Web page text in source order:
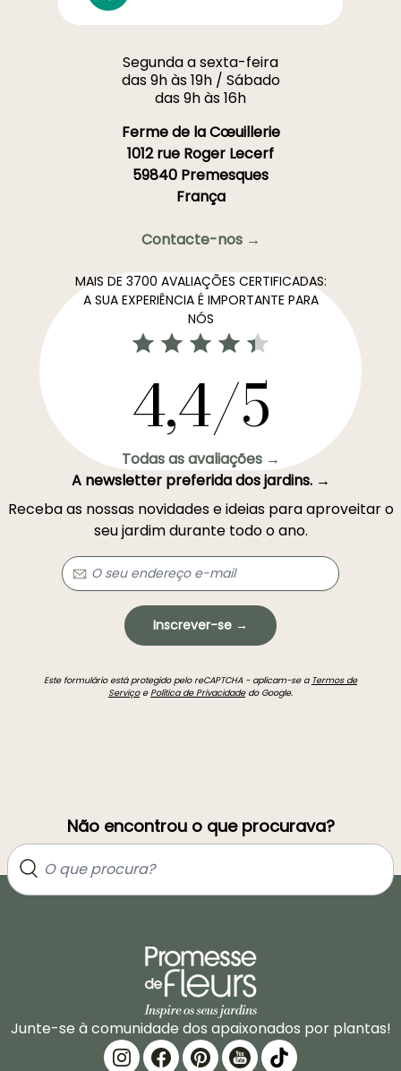
Segunda a sexta-feira
das 9h às 19h / Sábado
das 9h às 16h
Ferme de la Cœuillerie
1012 rue Roger Lecerf
59840 Premesques
França
Contacte-nos →
MAIS DE 3700 AVALIAÇÕES CERTIFICADAS:
A SUA EXPERIÊNCIA É IMPORTANTE PARA
NÓS
4,4/5
Todas as avaliações →
A newsletter preferida dos jardins. →
Receba as nossas novidades e ideias para aproveitar o
seu jardim durante todo o ano.
Inscrever-se →
Este formulário está protegido pelo reCAPTCHA - aplicam-se a Termos de
ServiçoePolítica de Privacidadedo Google.
Não encontrou o que procurava?
Junte-se à comunidade dos apaixonados por plantas!